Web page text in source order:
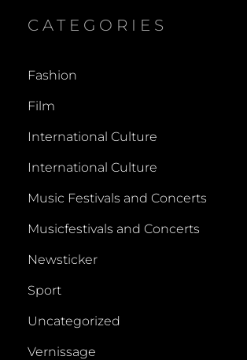
CATEGORIES
Fashion
Film
International Culture
International Culture
Music Festivals and Concerts
Musicfestivals and Concerts
Newsticker
Sport
Uncategorized
Vernissage